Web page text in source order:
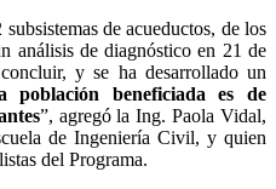
de acueductos, de los
análisis de diagnóstico en 21 de
y se ha desarrollado un
población beneficiada es de
”, agregó la Ing. Paola Vidal,
de Ingeniería Civil, y quien
del Programa.